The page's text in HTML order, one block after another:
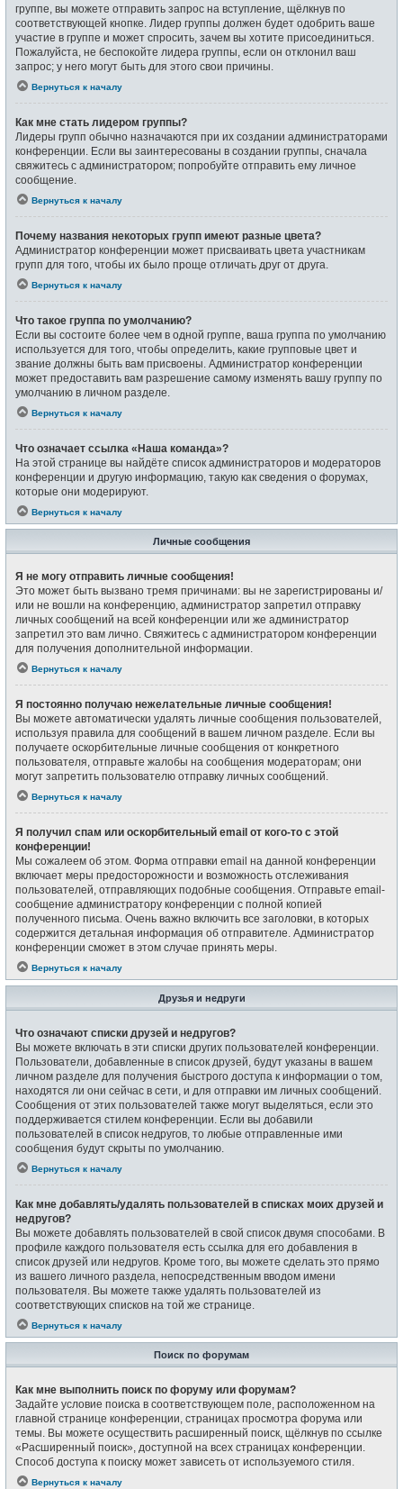
группе, вы можете отправить запрос на вступление, щёлкнув по
соответствующей кнопке. Лидер группы должен будет одобрить ваше
участие в группе и может спросить, зачем вы хотите присоединиться.
Пожалуйста, не беспокойте лидера группы, если он отклонил ваш
запрос; у него могут быть для этого свои причины.
Вернуться к началу
Как мне стать лидером группы?
Лидеры групп обычно назначаются при их создании администраторами
конференции. Если вы заинтересованы в создании группы, сначала
свяжитесь с администратором; попробуйте отправить ему личное
сообщение.
Вернуться к началу
Почему названия некоторых групп имеют разные цвета?
Администратор конференции может присваивать цвета участникам
групп для того, чтобы их было проще отличать друг от друга.
Вернуться к началу
Что такое группа по умолчанию?
Если вы состоите более чем в одной группе, ваша группа по умолчанию
используется для того, чтобы определить, какие групповые цвет и
звание должны быть вам присвоены. Администратор конференции
может предоставить вам разрешение самому изменять вашу группу по
умолчанию в личном разделе.
Вернуться к началу
Что означает ссылка «Наша команда»?
На этой странице вы найдёте список администраторов и модераторов
конференции и другую информацию, такую как сведения о форумах,
которые они модерируют.
Вернуться к началу
Личные сообщения
Я не могу отправить личные сообщения!
Это может быть вызвано тремя причинами: вы не зарегистрированы и/
или не вошли на конференцию, администратор запретил отправку
личных сообщений на всей конференции или же администратор
запретил это вам лично. Свяжитесь с администратором конференции
для получения дополнительной информации.
Вернуться к началу
Я постоянно получаю нежелательные личные сообщения!
Вы можете автоматически удалять личные сообщения пользователей,
используя правила для сообщений в вашем личном разделе. Если вы
получаете оскорбительные личные сообщения от конкретного
пользователя, отправьте жалобы на сообщения модераторам; они
могут запретить пользователю отправку личных сообщений.
Вернуться к началу
Я получил спам или оскорбительный email от кого-то с этой
конференции!
Мы сожалеем об этом. Форма отправки email на данной конференции
включает меры предосторожности и возможность отслеживания
пользователей, отправляющих подобные сообщения. Отправьте email-
сообщение администратору конференции с полной копией
полученного письма. Очень важно включить все заголовки, в которых
содержится детальная информация об отправителе. Администратор
конференции сможет в этом случае принять меры.
Вернуться к началу
Друзья и недруги
Что означают списки друзей и недругов?
Вы можете включать в эти списки других пользователей конференции.
Пользователи, добавленные в список друзей, будут указаны в вашем
личном разделе для получения быстрого доступа к информации о том,
находятся ли они сейчас в сети, и для отправки им личных сообщений.
Сообщения от этих пользователей также могут выделяться, если это
поддерживается стилем конференции. Если вы добавили
пользователей в список недругов, то любые отправленные ими
сообщения будут скрыты по умолчанию.
Вернуться к началу
Как мне добавлять/удалять пользователей в списках моих друзей и
недругов?
Вы можете добавлять пользователей в свой список двумя способами. В
профиле каждого пользователя есть ссылка для его добавления в
список друзей или недругов. Кроме того, вы можете сделать это прямо
из вашего личного раздела, непосредственным вводом имени
пользователя. Вы можете также удалять пользователей из
соответствующих списков на той же странице.
Вернуться к началу
Поиск по форумам
Как мне выполнить поиск по форуму или форумам?
Задайте условие поиска в соответствующем поле, расположенном на
главной странице конференции, страницах просмотра форума или
темы. Вы можете осуществить расширенный поиск, щёлкнув по ссылке
«Расширенный поиск», доступной на всех страницах конференции.
Способ доступа к поиску может зависеть от используемого стиля.
Вернуться к началу